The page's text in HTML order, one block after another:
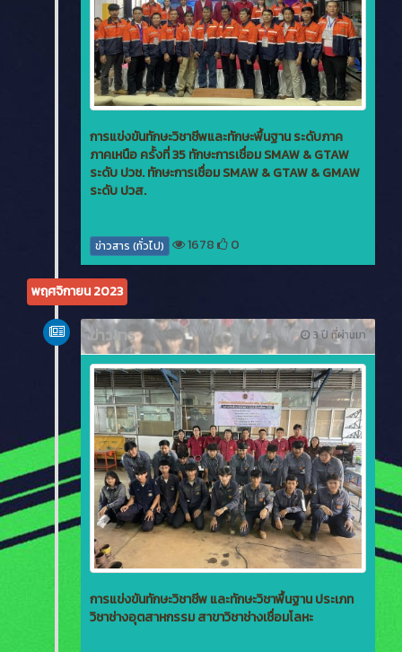
การแข่งขันทักษะวิชาชีพและทักษะพื้นฐาน ระดับภาค
ภาคเหนือ ครั้งที่ 35 ทักษะการเชื่อม SMAW & GTAW
ระดับ ปวช. ทักษะการเชื่อม SMAW & GTAW & GMAW
ระดับ ปวส.
ข่าวสาร (ทั่วไป) 1678 0
พฤศจิกายน 2023
3 ปี ที่ผ่านมา
ข่าวสาร
การแข่งขันทักษะวิชาชีพ และทักษะวิชาพื้นฐาน ประเภท
วิชาช่างอุตสาหกรรม สาขาวิชาช่างเชื่อมโลหะ